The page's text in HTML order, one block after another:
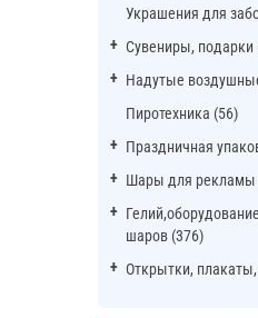
Украшения для
Сувениры, подарки
Надутые
Пиротехника (56)
Праздничная
Шары для рекламы
шаров (376)
Открытки,